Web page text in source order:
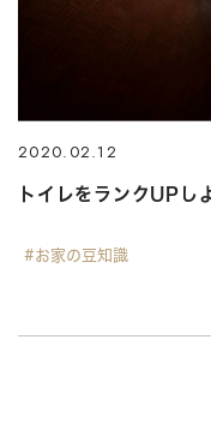
2020.02.12
トイレをランクUPし
#お家の豆知識